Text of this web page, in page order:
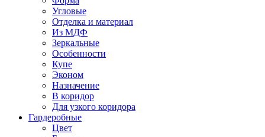
Угловые
Отделка и материал
Из МДФ
Зеркальные
Особенности
Купе
Эконом
Назначение
В коридор
Для узкого коридора
Гардеробные
Цвет